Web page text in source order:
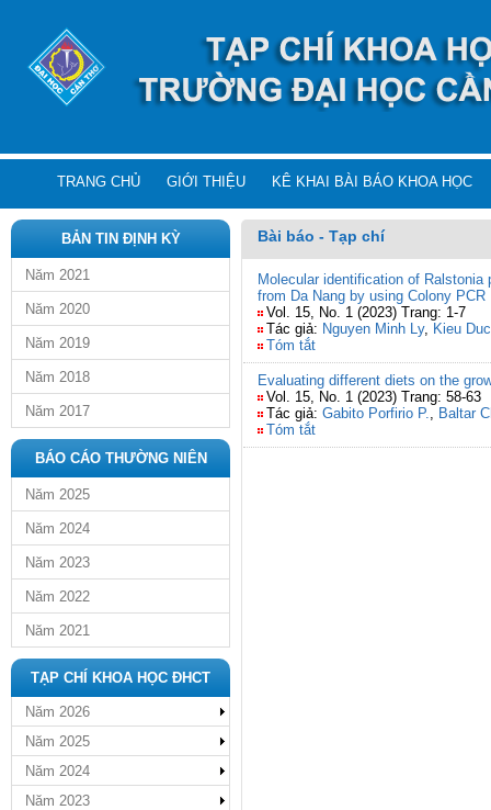
TRANG CHỦ GIỚI THIỆU KÊ KHAI BÀI BÁO KHOA HỌC
BẢN TIN ĐỊNH KỲ
Năm 2021
Năm 2020
Năm 2019
Năm 2018
Năm 2017
BÁO CÁO THƯỜNG NIÊN
Năm 2025
Năm 2024
Năm 2023
Năm 2022
Năm 2021
TẠP CHÍ KHOA HỌC ĐHCT
Năm 2026
Năm 2025
Năm 2024
Năm 2023
Bài báo - Tạp chí
Molecular identification of
from Da Nang by using Colony PCR
Vol. 15, No. 1 (2023) Trang: 1-7
Tác giả: Nguyen Minh Ly, Kieu
Tóm tắt
Evaluating different diets on the
Vol. 15, No. 1 (2023) Trang: 58-63
Tác giả: Gabito Porfirio P., Baltar
Tóm tắt